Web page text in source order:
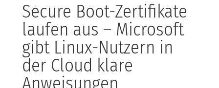
Secure Boot-Zertifikate
laufen aus – Microsoft
gibt Linux-Nutzern in
der Cloud klare
Anweisungen